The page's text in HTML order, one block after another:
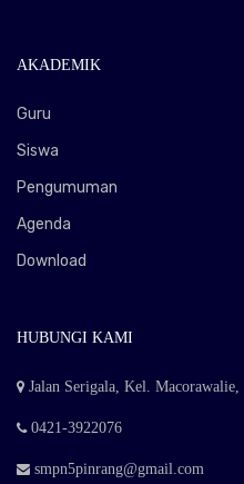
AKADEMIK
Guru
Siswa
Pengumuman
Agenda
Download
HUBUNGI KAMI
Jalan Serigala, Kel.
0421-3922076
smpn5pinrang@gmail.com